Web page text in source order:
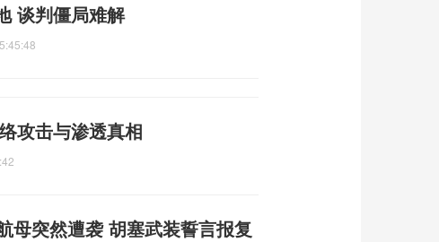
谈判僵局难解
攻击与渗透真相
母突然遭袭 胡塞武装誓言报复